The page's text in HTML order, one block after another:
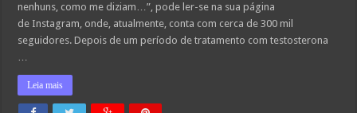
familiares
nenhuns, como me diziam…”, pode ler-se na sua página
de Instagram, onde, atualmente, conta com cerca de 300 mil
seguidores. Depois de um período de tratamento com testosterona
…
Leia mais